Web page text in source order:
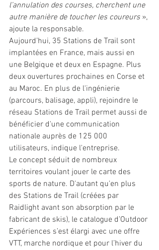
l’annulation des courses, cherchent une
autre manière de toucher les coureurs »,
ajoute la responsable.
Aujourd’hui, 35 Stations de Trail sont
implantées en France, mais aussi en
une Belgique et deux en Espagne. Plus
deux ouvertures prochaines en Corse et
au Maroc. En plus de l'ingénierie
(parcours, balisage, appli), rejoindre le
réseau Stations de Trail permet aussi de
bénéficier d'une communication
nationale auprès de 125 000
utilisateurs, indique l'entreprise.
Le concept séduit de nombreux
territoires voulant jouer le carte des
sports de nature. D'autant qu'en plus
des Stations de Trail (créées par
Raidlight avant son absorption par le
fabricant de skis), le catalogue d’Outdoor
Expériences s’est élargi avec une offre
VTT, marche nordique et pour l’hiver du